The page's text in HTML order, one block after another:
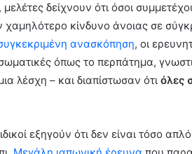
μελέτες δείχνουν ότι όσοι
κίνδυνο άνοιας σε
ανασκόπηση, οι
όπως το περπάτημα,
λέσχη – και διαπίστωσαν ότι όλες
εξηγούν ότι δεν είναι τόσο